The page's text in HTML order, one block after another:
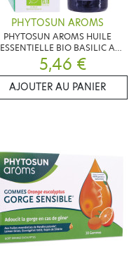
PHYTOSUN AROMS
PHYTOSUN AROMS HUILE
ESSENTIELLE BIO BASILIC A
LINALOL 5ML
5,46 €
AJOUTER AU PANIER